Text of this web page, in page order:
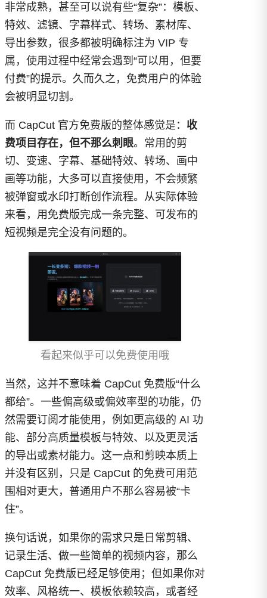
非常成熟，甚至可以说有些“复杂”：模板、
特效、滤镜、字幕样式、转场、素材库、
导出参数，很多都被明确标注为 VIP 专
属，使用过程中经常会遇到“可以用，但要
付费”的提示。久而久之，免费用户的体验
会被明显切割。
而 CapCut 官方免费版的整体感觉是： 收
费项目存在，但不那么刺眼。常用的剪
切、变速、字幕、基础特效、转场、画中
画等功能，大多可以直接使用，不会频繁
被弹窗或水印打断创作流程。从实际体验
来看，用免费版完成一条完整、可发布的
短视频是完全没有问题的。
看起来似乎可以免费使用哦
当然，这并不意味着 CapCut 免费版“什么
都给”。一些偏高级或偏效率型的功能，仍
然需要订阅才能使用，例如更高级的 AI 功
能、部分高质量模板与特效、以及更灵活
的导出或素材能力。这一点和剪映本质上
并没有区别，只是 CapCut 的免费可用范
围相对更大，普通用户不那么容易被“卡
住”。
换句话说，如果你的需求只是日常剪辑、
记录生活、做一些简单的视频内容，那么
CapCut 免费版已经足够使用；但如果你对
效率、风格统一、模板依赖较高，或者经